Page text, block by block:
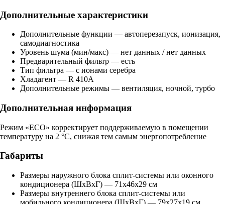
Дополнительные характеристики
Дополнительные функции — автоперезапуск, ионизация,
самодиагностика
Уровень шума (мин/макс) — нет данных / нет данных
Предварительный фильтр — есть
Тип фильтра — с ионами серебра
Хладагент — R 410A
Дополнительные режимы — вентиляция, ночной, турбо
Дополнительная информация
Режим «ECO» корректирует поддерживаемую в помещении
температуру на 2 °С, снижая тем самым энергопотребление
Габариты
Размеры наружного блока сплит-системы или оконного
кондиционера (ШxВxГ) — 71x46x29 см
Размеры внутреннего блока сплит-системы или